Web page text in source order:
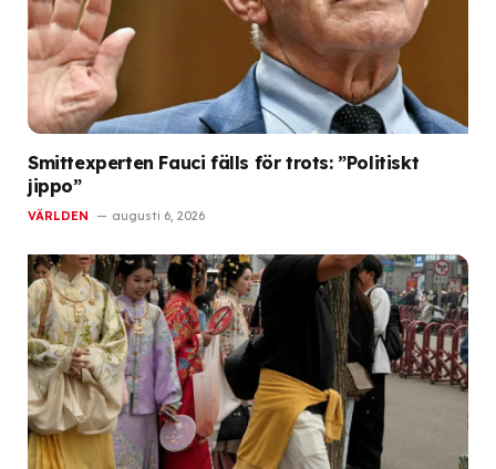
Smittexperten Fauci fälls för trots: ”Politiskt
jippo”
VÄRLDEN augusti 6, 2026